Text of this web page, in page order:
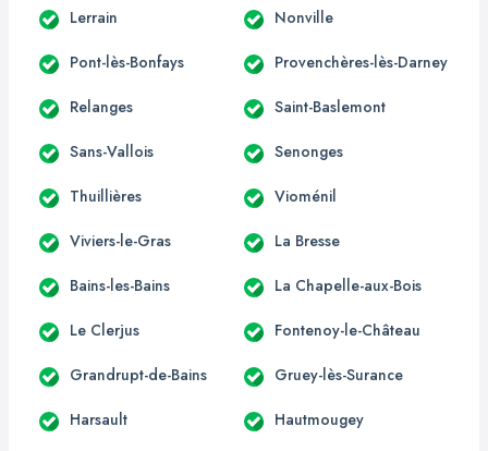
Lerrain Nonville
Pont-lès-Bonfays Provenchères-lès-Darney
Relanges Saint-Baslemont
Sans-Vallois Senonges
Thuillières Vioménil
Viviers-le-Gras La Bresse
Bains-les-Bains La Chapelle-aux-Bois
Le Clerjus Fontenoy-le-Château
Grandrupt-de-Bains Gruey-lès-Surance
Harsault Hautmougey